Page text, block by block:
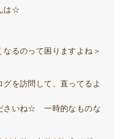
は☆
なるのって困りますよね＞
グを訪問して、直ってるよ
さいね☆ 一時的なものな